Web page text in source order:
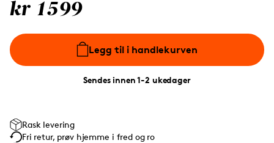
kr 1599
Legg til i handlekurven
Sendes innen 1-2 ukedager
Rask levering
Fri retur, prøv hjemme i fred og ro